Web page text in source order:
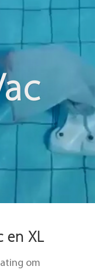
en XL
om